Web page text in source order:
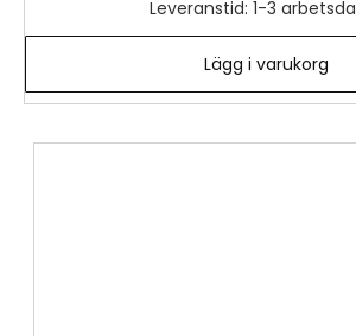
Leveranstid: 1-3
Lägg i varukorg